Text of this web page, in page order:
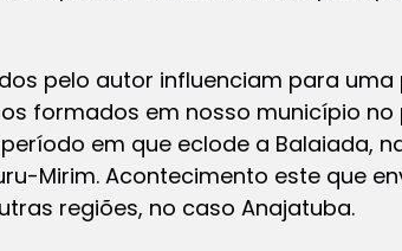
pelo autor influenciam para
formados em nosso município
em que eclode a Balaiada,
Mirim. Acontecimento este que
regiões, no caso Anajatuba.